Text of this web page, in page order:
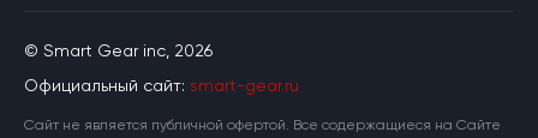
© Smart Gear inc, 2026
Официальный сайт: smart-gear.ru
Cайт не является публичной офертой. Все содержащиеся на Сайте